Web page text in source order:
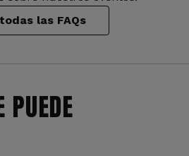
las FAQs